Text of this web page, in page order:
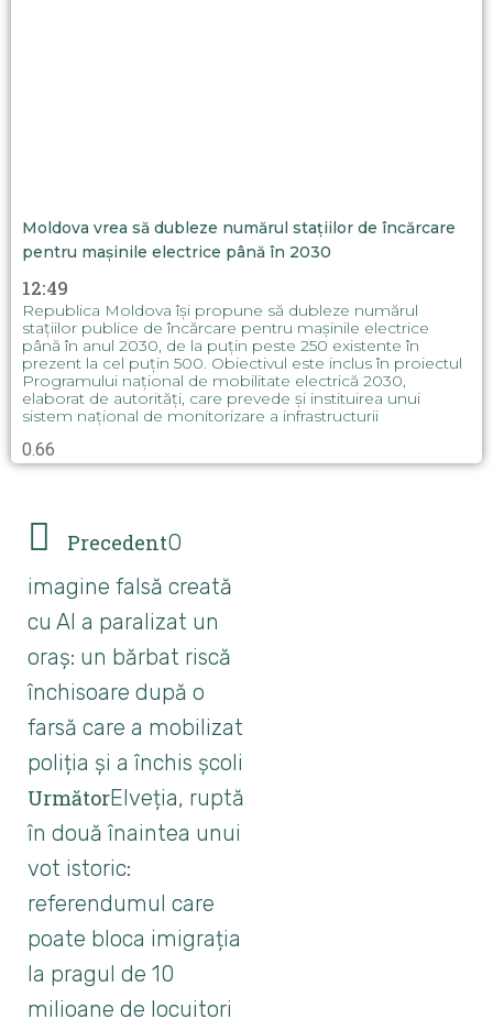
Moldova vrea să dubleze numărul stațiilor de încărcare
pentru mașinile electrice până în 2030
12:49
Republica Moldova își propune să dubleze numărul
stațiilor publice de încărcare pentru mașinile electrice
până în anul 2030, de la puțin peste 250 existente în
prezent la cel puțin 500. Obiectivul este inclus în proiectul
Programului național de mobilitate electrică 2030,
elaborat de autorități, care prevede și instituirea unui
sistem național de monitorizare a infrastructurii
PrecedentO
imagine falsă creată
cu AI a paralizat un
oraș: un bărbat riscă
închisoare după o
farsă care a mobilizat
poliția și a închis școli
UrmătorElveția, ruptă
în două înaintea unui
vot istoric:
referendumul care
poate bloca imigrația
la pragul de 10
milioane de locuitori